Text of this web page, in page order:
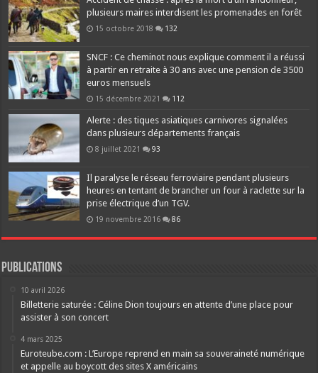
plusieurs maires interdisent les promenades en forêt
15 octobre 2018 132
SNCF : Ce cheminot nous explique comment il a réussi
à partir en retraite à 30 ans avec une pension de 3500
euros mensuels
15 décembre 2021 112
Alerte : des tiques asiatiques carnivores signalées
dans plusieurs départements français
8 juillet 2021 93
Il paralyse le réseau ferroviaire pendant plusieurs
heures en tentant de brancher un four à raclette sur la
prise électrique d’un TGV.
19 novembre 2016 86
Publications
10 avril 2026
Billetterie saturée : Céline Dion toujours en attente d’une place pour
assister à son concert
4 mars 2025
Euroteube.com : L’Europe reprend en main sa souveraineté numérique
et appelle au boycott des sites X américains